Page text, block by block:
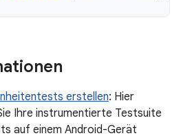
erstellen: Hier
Ihre instrumentierte Testsuite
auf einem Android-Gerät